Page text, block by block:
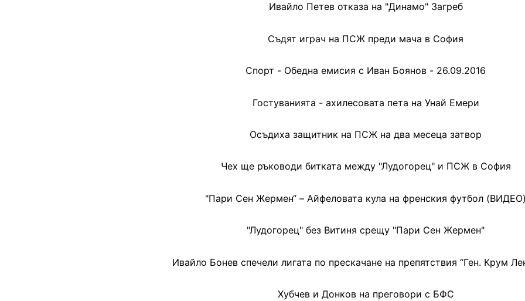
Ивайло Петев отказа на "Динамо" Загреб
Съдят играч на ПСЖ преди мача в София
Спорт - Обедна емисия с Иван Боянов - 26.09.2016
Гостуванията - ахилесовата пета на Унай Емери
Осъдиха защитник на ПСЖ на два месеца затвор
Чех ще ръководи битката между "Лудогорец" и ПСЖ в София
"Пари Сен Жермен“ – Айфеловата кула на френския футбол
"Лудогорец" без Витиня срещу "Пари Сен Жермен"
Ивайло Бонев спечели лигата по прескачане на препятствия “Ген. Крум
Хубчев и Донков на преговори с БФС